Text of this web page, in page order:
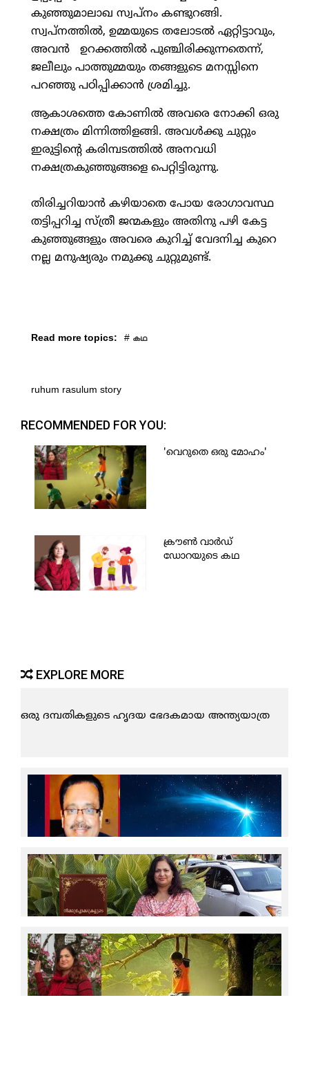
കുഞ്ഞുമാലാഖ സ്വപ്നം കണ്ടുറങ്ങി.
സ്വപ്നത്തില്‍, ഉമ്മയുടെ തലോടല്‍ ഏറ്റിട്ടാവും,
അവന്‍ ഉറക്കത്തില്‍ പുഞ്ചിരിക്കുന്നതെന്ന്,
ജലീലും പാത്തുമ്മയും തങ്ങളുടെ മനസ്സിനെ
പറഞ്ഞു പഠിപ്പിക്കാന്‍ ശ്രമിച്ചു.
ആകാശത്തെ കോണില്‍ അവരെ നോക്കി ഒരു
നക്ഷത്രം മിന്നിത്തിളങ്ങി. അവള്‍ക്കു ചുറ്റും
ഇരുട്ടിന്റെ കരിമ്പടത്തില്‍ അനവധി
നക്ഷത്രകുഞ്ഞുങ്ങളെ പെറ്റിട്ടിരുന്നു.
തിരിച്ചറിയാന്‍ കഴിയാതെ പോയ രോഗാവസ്ഥ
തട്ടിപ്പറിച്ച സ്ത്രീ ജന്മകളും അതിനു പഴി കേട്ട
കുഞ്ഞുങ്ങളും അവരെ കുറിച്ച് വേദനിച്ച കുറെ
നല്ല മനുഷ്യരും നമുക്കു ചുറ്റുമുണ്ട്.
Read more topics: # കഥ
ruhum rasulum story
RECOMMENDED FOR YOU:
'വെറുതെ ഒരു മോഹം'
ക്രൗണ്‍ വാര്‍ഡ്
ഡോറയുടെ കഥ
EXPLORE MORE
ഒരു ദമ്പതികളുടെ ഹൃദയ ഭേദകമായ അന്ത്യയാത്ര
ക്രിസ്മസ് മുഖമുദ്രകള്‍
നീക്കുപ്പോക്കുകളുടെ തമ്പുരാക്കന്മാർ